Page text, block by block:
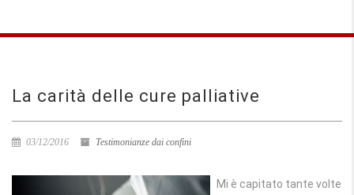
La carità delle cure palliative
03/12/2016 Testimonianze dai confini
Mi è capitato tante volte